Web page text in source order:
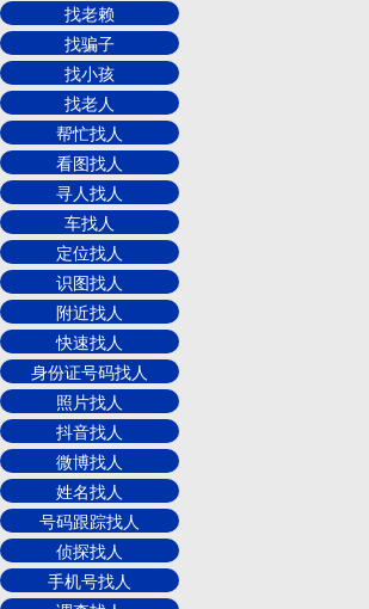
找老赖
找骗子
找小孩
找老人
帮忙找人
看图找人
寻人找人
车找人
定位找人
识图找人
附近找人
快速找人
身份证号码找人
照片找人
抖音找人
微博找人
姓名找人
号码跟踪找人
侦探找人
手机号找人